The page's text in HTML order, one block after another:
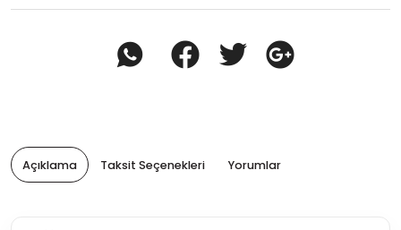
Açıklama Taksit Seçenekleri Yorumlar